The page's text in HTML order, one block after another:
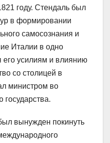
году. Стендаль был
в формировании
самосознания и
Италии в одно
его усилиям и влиянию
со столицей в
министром во
государства.
вынужден покинуть